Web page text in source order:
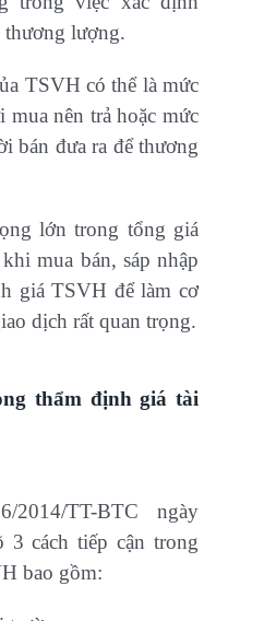
thương lượng.
TSVH có thể là mức
mua nên trả hoặc mức
bán đưa ra để thương
lớn trong tổng giá
mua bán, sáp nhập
giá TSVH để làm cơ
dịch rất quan trọng.
thẩm định giá tài
TT-BTC ngày
3 cách tiếp cận trong
bao gồm: